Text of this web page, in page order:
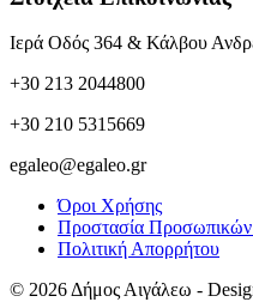
Ιερά Οδός 364 & Κάλβου
+30 213 2044800
+30 210 5315669
egaleo@egaleo.gr
Όροι Χρήσης
Προστασία
Πολιτική Απορρήτου
© 2026 Δήμος Αιγάλεω -